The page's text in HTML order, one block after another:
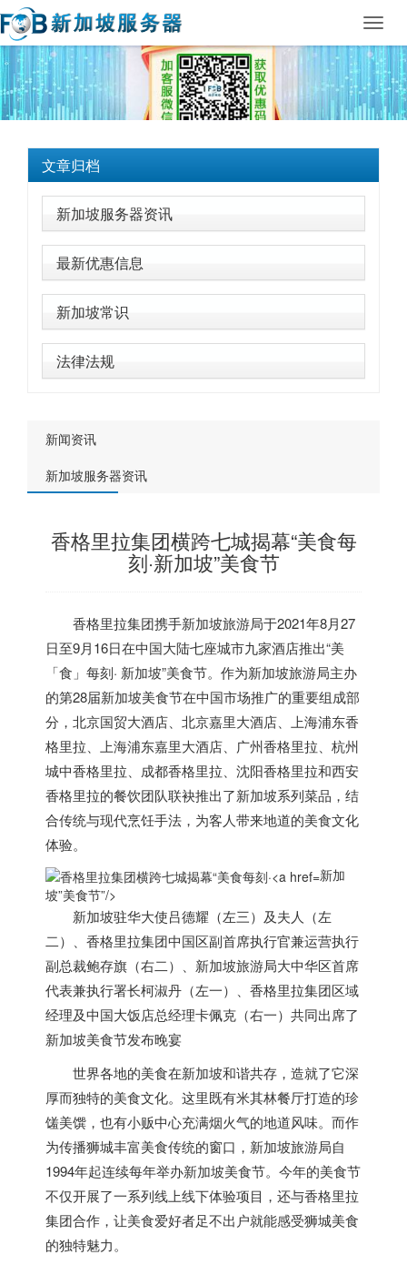
文章归档
新加坡服务器资讯
最新优惠信息
新加坡常识
法律法规
新闻资讯
新加坡服务器资讯
香格里拉集团横跨七城揭幕“美食每
刻·新加坡”美食节
香格里拉集团携手新加坡旅游局于2021年8月27
日至9月16日在中国大陆七座城市九家酒店推出“美
「食」每刻· 新加坡”美食节。作为新加坡旅游局主办
的第28届新加坡美食节在中国市场推广的重要组成部
分，北京国贸大酒店、北京嘉里大酒店、上海浦东香
格里拉、上海浦东嘉里大酒店、广州香格里拉、杭州
城中香格里拉、成都香格里拉、沈阳香格里拉和西安
香格里拉的餐饮团队联袂推出了新加坡系列菜品，结
合传统与现代烹饪手法，为客人带来地道的美食文化
体验。
新加
坡”美食节”/>
新加坡驻华大使吕德耀（左三）及夫人（左
二）、香格里拉集团中国区副首席执行官兼运营执行
副总裁鲍存旗（右二）、 新加坡旅游局大中华区首席
代表兼执行署长柯淑丹（左一）、香格里拉集团区域
经理及中国大饭店总经理卡佩克（右一）共同出席了
新加坡美食节发布晚宴
世界各地的美食在新加坡和谐共存，造就了它深
厚而独特的美食文化。这里既有米其林餐厅打造的珍
馐美馔，也有小贩中心充满烟火气的地道风味。而作
为传播狮城丰富美食传统的窗口， 新加坡旅游局自
1994年起连续每年举办新加坡美食节。今年的美食节
不仅开展了一系列线上线下体验项目，还与香格里拉
集团合作，让美食爱好者足不出户就能感受狮城美食
的独特魅力。